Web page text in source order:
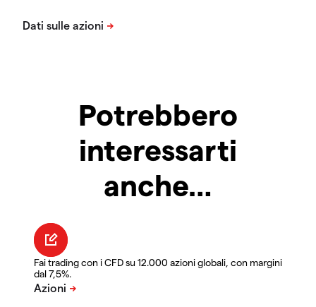
Potrebbero
interessarti
anche…
Fai trading con i CFD su 12.000 azioni globali, con margini
dal 7,5%.